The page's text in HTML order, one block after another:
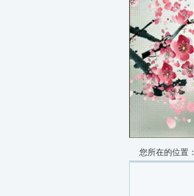
您所在的位置：